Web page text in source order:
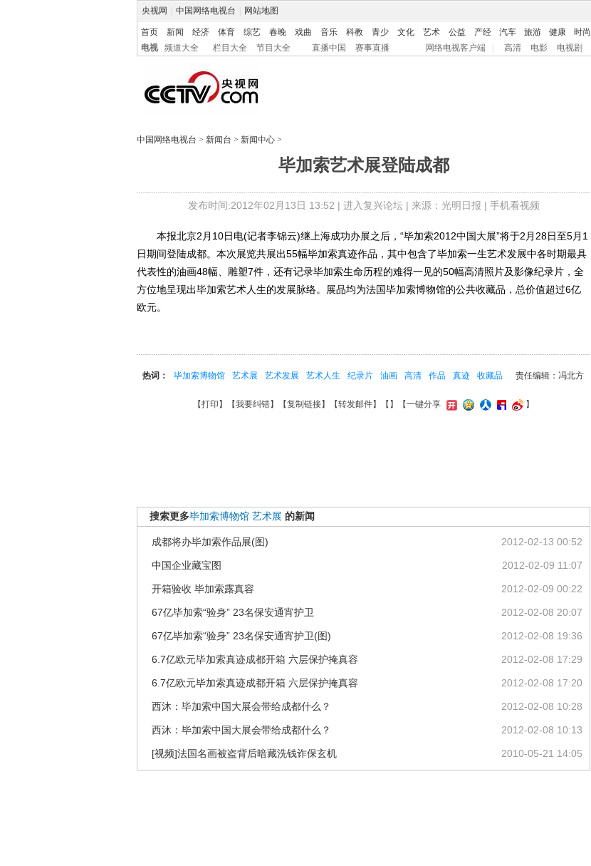
央视网 中国网络电视台 网站地图
首页 新闻 经济 体育 综艺 春晚 戏曲 音乐 科教 青少 文化 艺术 公益 产经 汽车 旅游 健康 时尚
电视
频道大全 栏目大全 节目大全 直播中国 赛事直播 网络电视客户端 高清 电影 电视剧
中国网络电视台 > 新闻台 > 新闻中心 >
毕加索艺术展登陆成都
发布时间:2012年02月13日 13:52 | 进入复兴论坛| 来源：光明日报 | 手机看视频
本报北京2月10日电(记者李锦云)继上海成功办展之后，“毕加索2012中国大展”将于2月28日至5月1
日期间登陆成都。本次展览共展出55幅毕加索真迹作品，其中包含了毕加索一生艺术发展中各时期最具
代表性的油画48幅、雕塑7件，还有记录毕加索生命历程的难得一见的50幅高清照片及影像纪录片，全
方位地呈现出毕加索艺术人生的发展脉络。展品均为法国毕加索博物馆的公共收藏品，总价值超过6亿
欧元。
责任编辑：冯北方
热词： 毕加索博物馆 艺术展 艺术发展 艺术人生 纪录片 油画 高清 作品 真迹 收藏品
【打印 】【我要纠错】【复制链接】【转发邮件】【 】 【一键分享 】
搜索更多毕加索博物馆 艺术展 的新闻
2012-02-13 00:52
成都将办毕加索作品展(图)
2012-02-09 11:07
中国企业藏宝图
2012-02-09 00:22
开箱验收 毕加索露真容
2012-02-08 20:07
67亿毕加索“验身” 23名保安通宵护卫
2012-02-08 19:36
67亿毕加索“验身” 23名保安通宵护卫(图)
2012-02-08 17:29
6.7亿欧元毕加索真迹成都开箱 六层保护掩真容
2012-02-08 17:20
6.7亿欧元毕加索真迹成都开箱 六层保护掩真容
2012-02-08 10:28
西沐：毕加索中国大展会带给成都什么？
2012-02-08 10:13
西沐：毕加索中国大展会带给成都什么？
2010-05-21 14:05
[视频]法国名画被盗背后暗藏洗钱诈保玄机